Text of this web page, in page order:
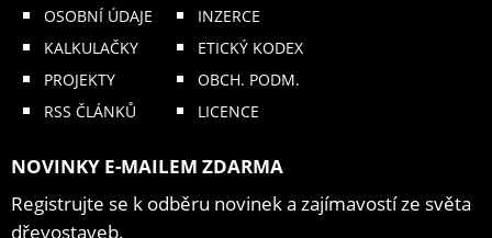
OSOBNÍ ÚDAJE
KALKULAČKY
PROJEKTY
RSS ČLÁNKŮ
INZERCE
ETICKÝ KODEX
OBCH. PODM.
LICENCE
NOVINKY E-MAILEM ZDARMA
Registrujte se k odběru novinek a zajímavostí ze světa
dřevostaveb.